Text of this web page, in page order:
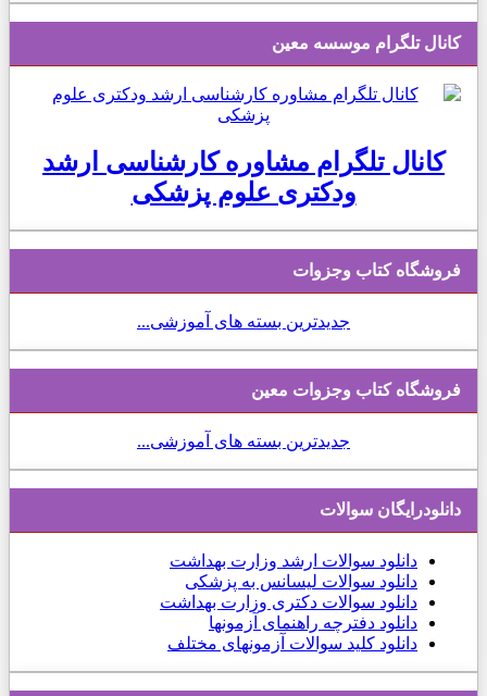
کانال تلگرام موسسه معین
کانال تلگرام مشاوره کارشناسی ارشد
ودکتری علوم پزشکی
فروشگاه کتاب وجزوات
جدیدترین بسته های آموزشی...
فروشگاه کتاب وجزوات معین
جدیدترین بسته های آموزشی...
دانلودرایگان سوالات
دانلود سوالات ارشد وزارت بهداشت
دانلود سوالات لیسانس به پزشکی
دانلود سوالات دکتری وزارت بهداشت
دانلود دفترچه راهنمای آزمونها
دانلود کلید سوالات آزمونهای مختلف